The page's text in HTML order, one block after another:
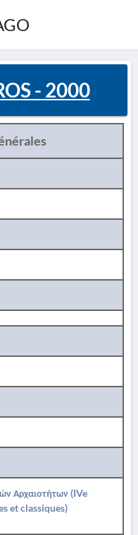
- 2000
Αρχαιοτήτων (IVe
et classiques)